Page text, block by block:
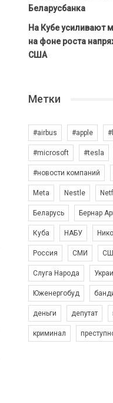
Беларусбанка
На Кубе усиливают
на фоне роста
США
Метки
#airbus #apple
#microsoft #tesla
#новости компаний
Meta Nestle
Беларусь Бернар
Куба НАБУ
Россия СМИ
Слуга Народа
Юженергобуд
деньги депутат
криминал